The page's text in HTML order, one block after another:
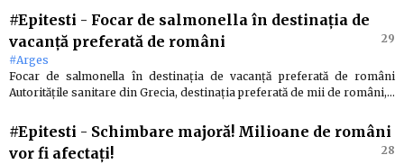
#Epitesti - Focar de salmonella în destinația de
vacanță preferată de români
29
#Arges
Focar de salmonella în destinația de vacanță preferată de români
Autoritățile sanitare din Grecia, destinația preferată de mii de români,…
#Epitesti - Schimbare majoră! Milioane de români
vor fi afectați!
28